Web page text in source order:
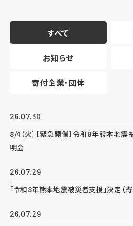
すべて
お知らせ
寄付企業・団体
26.07.30
8/4（火）【緊急開催】令和8年熊本地
明会
26.07.29
「令和8年熊本地震被災者支援」決定（寄
26.07.29